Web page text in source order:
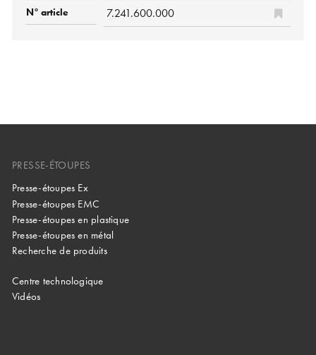
7.241.600.000
PRESSE-ÉTOUPES
Presse-étoupes Ex
Presse-étoupes EMC
Presse-étoupes en plastique
Presse-étoupes en métal
Recherche de produits
Centre technologique
Vidéos